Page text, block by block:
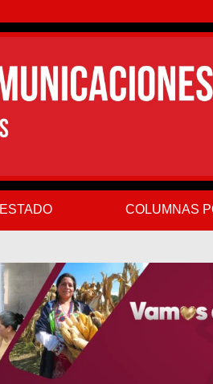
ESTADO COLUMNAS